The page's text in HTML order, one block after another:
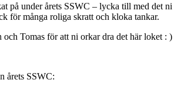
på under årets SSWC – lycka till med det ni
för många roliga skratt och kloka tankar.
Tomas för att ni orkar dra det här loket : )
årets SSWC: